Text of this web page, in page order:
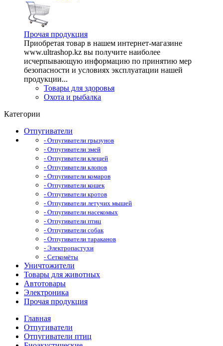
Прочая продукция
Приобретая товар в нашем интернет-магазине
www.ultrashop.kz вы получите наиболее
исчерпывающую информацию по принятию мер
безопасности и условиях эксплуатации нашей
продукции...
Товары для здоровья
Охота и рыбалка
Категории
Отпугиватели
- Отпугиватели грызунов
- Отпугиватели змей
- Отпугиватели клещей
- Отпугиватели клопов
- Отпугиватели комаров
- Отпугиватели кошек
- Отпугиватели кротов
- Отпугиватели летучих мышей
- Отпугиватели насекомых
- Отпугиватели птиц
- Отпугиватели собак
- Отпугиватели тараканов
- Электропастухи
- Сеткомёты
Уничтожители
Товары для животных
Автотовары
Электроника
Прочая продукция
Главная
Отпугиватели
Отпугиватели птиц